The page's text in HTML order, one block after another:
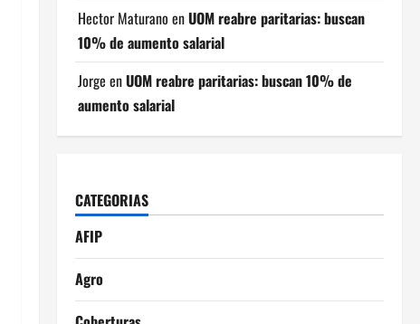
Hector Maturano enUOM reabre paritarias: buscan
10% de aumento salarial
Jorge enUOM reabre paritarias: buscan 10% de
aumento salarial
CATEGORIAS
AFIP
Agro